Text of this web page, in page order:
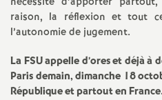
raison, la réflexion et tout
l’autonomie de jugement.
La FSU appelle d’ores et déjà à
Paris demain, dimanche 18
République et partout en France.